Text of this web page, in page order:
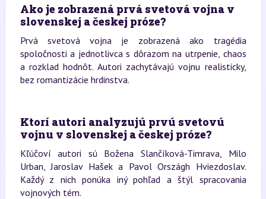
Ako je zobrazená prvá svetová vojna v
slovenskej a českej próze?
Prvá svetová vojna je zobrazená ako tragédia
spoločnosti a jednotlivca s dôrazom na utrpenie, chaos
a rozklad hodnôt. Autori zachytávajú vojnu realisticky,
bez romantizácie hrdinstva.
Ktorí autori analyzujú prvú svetovú
vojnu v slovenskej a českej próze?
Kľúčoví autori sú Božena Slančíková-Timrava, Milo
Urban, Jaroslav Hašek a Pavol Országh Hviezdoslav.
Každý z nich ponúka iný pohľad a štýl spracovania
vojnových tém.